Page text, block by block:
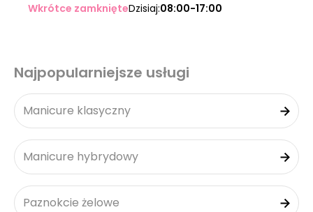
Wkrótce zamknięteDzisiaj:08:00-17:00
Najpopularniejsze usługi
Manicure klasyczny
Manicure hybrydowy
Paznokcie żelowe